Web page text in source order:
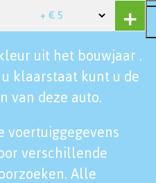
+ € 5
uit het bouwjaar .
klaarstaat kunt u de
van deze auto.
voertuiggegevens
verschillende
Alle